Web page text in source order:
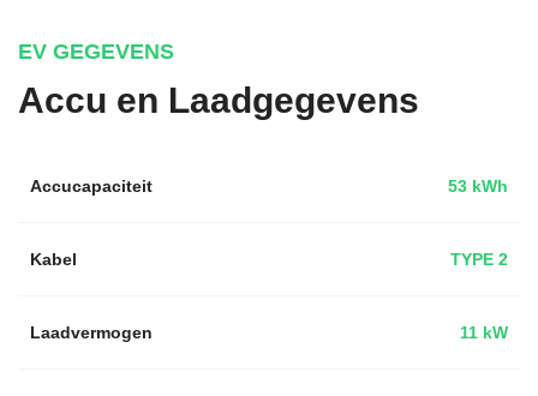
EV GEGEVENS
Accu en Laadgegevens
Accucapaciteit 53 kWh
Kabel TYPE 2
Laadvermogen 11 kW